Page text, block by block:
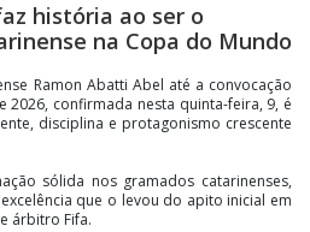
história ao ser o
na Copa do Mundo
Ramon Abatti Abel até a convocação
2026, confirmada nesta quinta-feira, 9, é
disciplina e protagonismo crescente
sólida nos gramados catarinenses,
que o levou do apito inicial em
árbitro Fifa.